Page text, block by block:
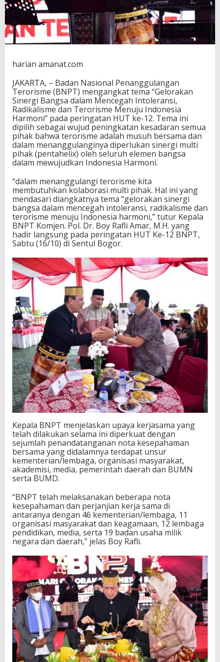
W
u
j
u
a
H
a
r
m
o
n
i
harian amanat.com
JAKARTA, – Badan Nasional Penanggulangan
Terorisme (BNPT) mengangkat tema “Gelorakan
Sinergi Bangsa dalam Mencegah Intoleransi,
Radikalisme dan Terorisme Menuju Indonesia
Harmoni” pada peringatan HUT ke-12. Tema ini
dipilih sebagai wujud peningkatan kesadaran semua
pihak bahwa terorisme adalah musuh bersama dan
dalam menanggulanginya diperlukan sinergi multi
pihak (pentahelix) oleh seluruh elemen bangsa
dalam mewujudkan Indonesia Harmoni.
“dalam menanggulangi terorisme kita
membutuhkan kolaborasi multi pihak. Hal ini yang
mendasari diangkatnya tema “gelorakan sinergi
bangsa dalam mencegah intoleransi, radikalisme dan
terorisme menuju Indonesia harmoni,” tutur Kepala
BNPT Komjen. Pol. Dr. Boy Rafli Amar, M.H. yang
hadir langsung pada peringatan HUT Ke-12 BNPT,
Sabtu (16/10) di Sentul Bogor.
Kepala BNPT menjelaskan upaya kerjasama yang
telah dilakukan selama ini diperkuat dengan
sejumlah penandatanganan nota kesepahaman
bersama yang didalamnya terdapat unsur
kementerian/lembaga, organisasi masyarakat,
akademisi, media, pemerintah daerah dan BUMN
serta BUMD.
“BNPT telah melaksanakan beberapa nota
kesepahaman dan perjanjian kerja sama di
antaranya dengan 46 kementerian/lembaga, 11
organisasi masyarakat dan keagamaan, 12 lembaga
pendidikan, media, serta 19 badan usaha milik
negara dan daerah,” jelas Boy Rafli.